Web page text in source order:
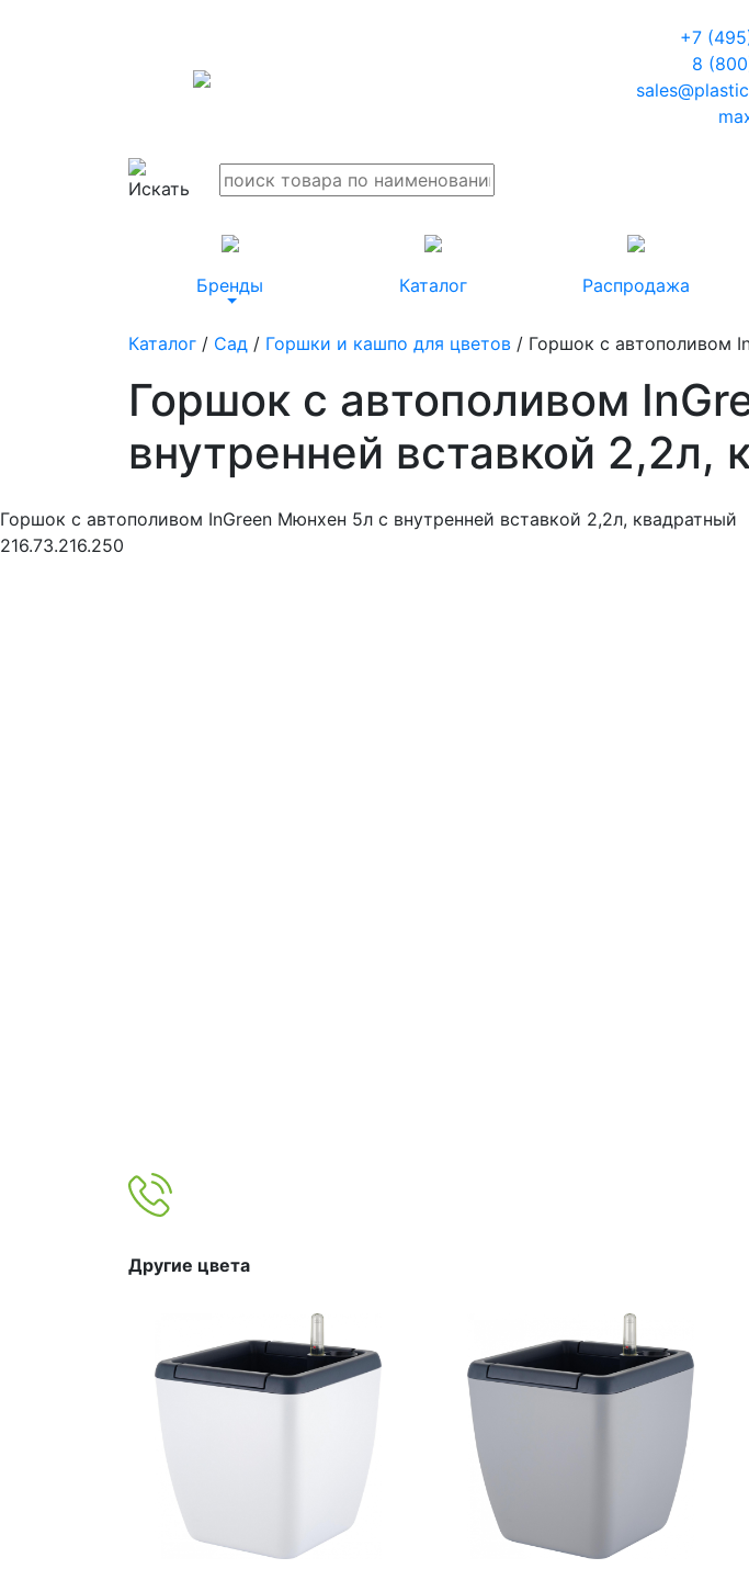
+7
8
Бренды Каталог Распродажа
Каталог / Сад / Горшки и кашпо для цветов / Горшок с автополивом
Горшок с автополивом
внутренней вставкой 2,2л,
Горшок с автополивом InGreen Мюнхен 5л с внутренней вставкой 2,2л, квадратный
216.73.216.250
Другие цвета